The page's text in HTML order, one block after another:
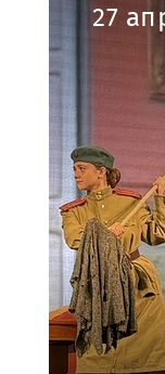
27